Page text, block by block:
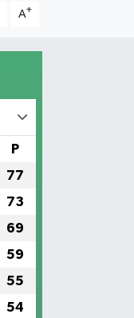
A+
P
77
73
69
59
55
54